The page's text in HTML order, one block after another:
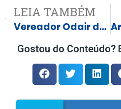
LEIA TAMBÉM
Vereador Odair do Caminhão Oliveira Souza PP na Sessão do dia 11 de maio fez duas Indicaçãoes
Gostou do Conteúdo?